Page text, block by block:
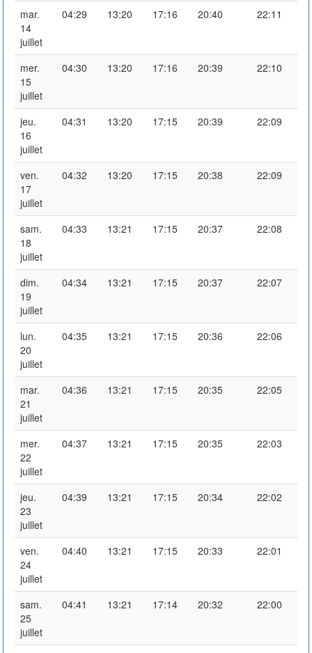
mar.
14
juillet
04:29 13:20 17:16 20:40 22:11
mer.
15
juillet
04:30 13:20 17:16 20:39 22:10
jeu.
16
juillet
04:31 13:20 17:15 20:39 22:09
ven.
17
juillet
04:32 13:20 17:15 20:38 22:09
sam.
18
juillet
04:33 13:21 17:15 20:37 22:08
dim.
19
juillet
04:34 13:21 17:15 20:37 22:07
lun.
20
juillet
04:35 13:21 17:15 20:36 22:06
mar.
21
juillet
04:36 13:21 17:15 20:35 22:05
mer.
22
juillet
04:37 13:21 17:15 20:35 22:03
jeu.
23
juillet
04:39 13:21 17:15 20:34 22:02
ven.
24
juillet
04:40 13:21 17:15 20:33 22:01
sam.
25
juillet
04:41 13:21 17:14 20:32 22:00